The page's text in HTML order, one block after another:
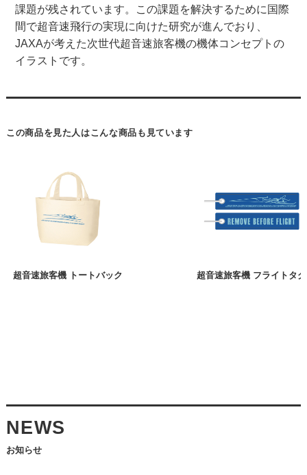
課題が残されています。この課題を解決するために国際
間で超音速飛行の実現に向けた研究が進んでおり、
JAXAが考えた次世代超音速旅客機の機体コンセプトの
イラストです。
この商品を見た人はこんな商品も見ています
超音速旅客機 トートバック 超音速旅客機 フライトタグ
NEWS
お知らせ